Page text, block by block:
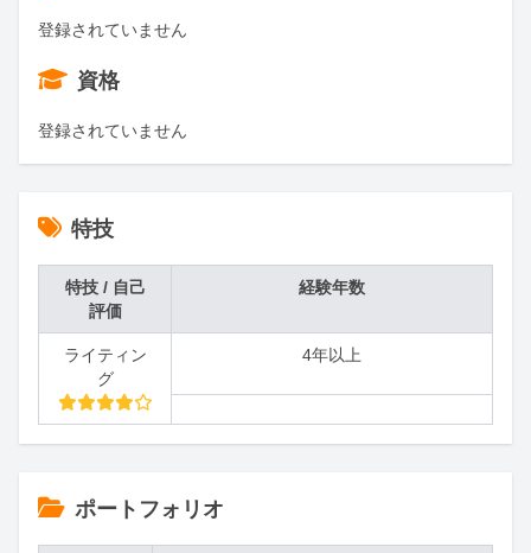
登録されていません
資格
登録されていません
特技
特技 / 自己
評価
経験年数
ライティン
グ
4年以上
ポートフォリオ